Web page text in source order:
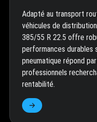
Adapté au transport
véhicules de
385/55 R 22.5 offre
performances durables
pneumatique répond
professionnels
rentabilité.